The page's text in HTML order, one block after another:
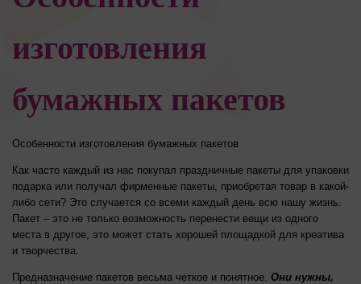
изготовления
бумажных пакетов
Особенности изготовления бумажных пакетов
Как часто каждый из нас покупал праздничные пакеты для упаковки
подарка или получал фирменные пакеты, приобретая товар в какой-
либо сети? Это случается со всеми каждый день всю нашу жизнь.
Пакет – это не только возможность перенести вещи из одного
места в другое, это может стать хорошей площадкой для креатива
и творчества.
Предназначение пакетов весьма четкое и понятное. Они нужны,